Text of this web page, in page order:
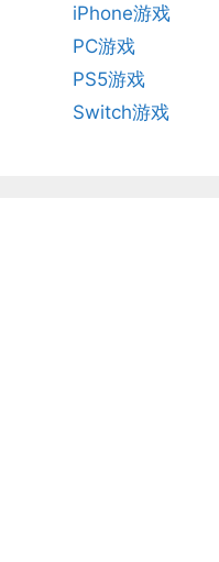
iPhone游戏
PC游戏
PS5游戏
Switch游戏